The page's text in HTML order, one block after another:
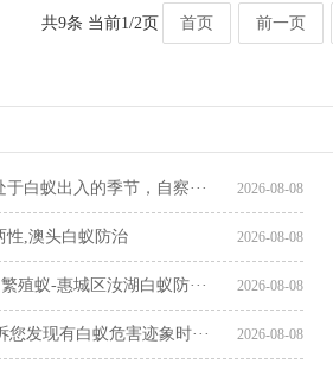
共9条 当前1/2页 首页 前一页
2026-08-08
白蚁出入的季节，自察···
2026-08-08
性,澳头白蚁防治
2026-08-08
殖蚁-惠城区汝湖白蚁防···
2026-08-08
发现有白蚁危害迹象时···